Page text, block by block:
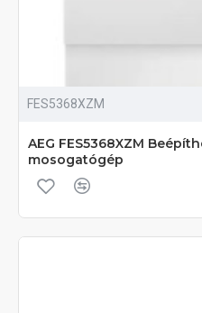
FES5368XZM
AEG FES5368XZM
mosogatógép